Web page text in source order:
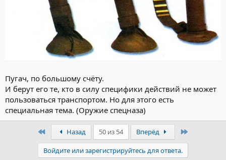
Пугач, по большому счёту.
И берут его те, кто в силу специфики действий не может
пользоваться транспортом. Но для этого есть
специальная тема. (Оружие спецназа)
ПервыйНазад 50 из 54 Вперёд
Войдите или зарегистрируйтесь для ответа.